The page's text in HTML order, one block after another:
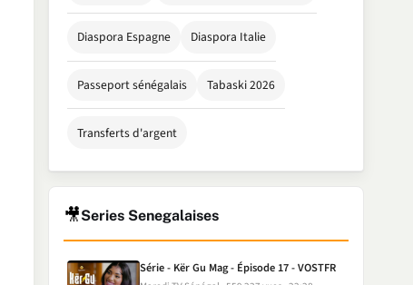
Diaspora Espagne Diaspora Italie
Passeport sénégalais Tabaski 2026
Transferts d'argent
🎥Series Senegalaises
Série - Kër Gu Mag - Épisode 17 - VOSTFR